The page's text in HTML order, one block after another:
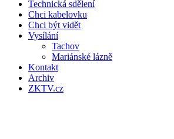
Technická sdělení
Chci kabelovku
Chci být vidět
Vysílání
Tachov
Mariánské lázně
Kontakt
Archiv
ZKTV.cz